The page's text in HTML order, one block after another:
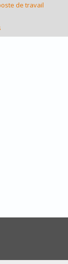
de travail